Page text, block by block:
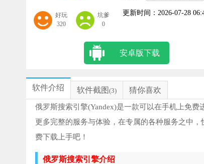
好玩
320
坑爹
0
更新时间： 2026-07-28
安卓版下载
软件介绍 软件截图 (3) 猜你喜欢
俄罗斯搜索引擎(Yandex)是一款可以在手机上免
更多完整的服务与体验，在专属的各种服务之中
费下载上手吧！
俄罗斯搜索引擎介绍